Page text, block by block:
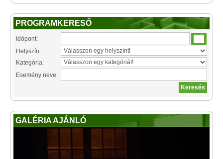
PROGRAMKERESŐ
Időpont:
Helyszín:
Kategória:
Esemény neve:
GALÉRIA AJÁNLÓ